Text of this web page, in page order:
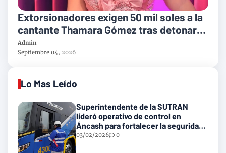
Extorsionadores exigen 50 mil soles a la
cantante Thamara Gómez tras detonar
explosivo en su vivienda
Admin
Septiembre 04, 2026
Lo Mas Leído
Superintendente de la SUTRAN
lideró operativo de control en
Áncash para fortalecer la seguridad
en las vías nacionales
03/02/2026 0